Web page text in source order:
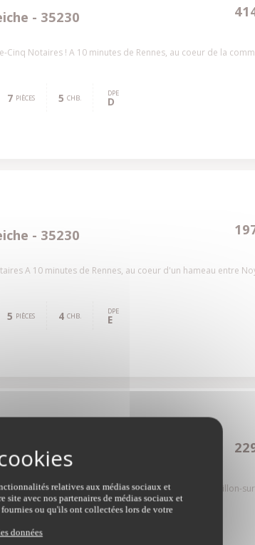
- 35230
Cinq Notaires ! A 10 minutes de Rennes, au coeur de la
7 PIÈCES 5 CHB. DPE
D
- 35230
A 10 minutes de Rennes, au coeur d'un hameau entre
5 PIÈCES 4 CHB. DPE
E
- 35230
Située au coeur de la commune de Noyal-Châtillon-
5 PIÈCES
relatives aux médias sociaux et
avec nos partenaires de médias sociaux et
ou qu'ils ont collectées lors de votre
données